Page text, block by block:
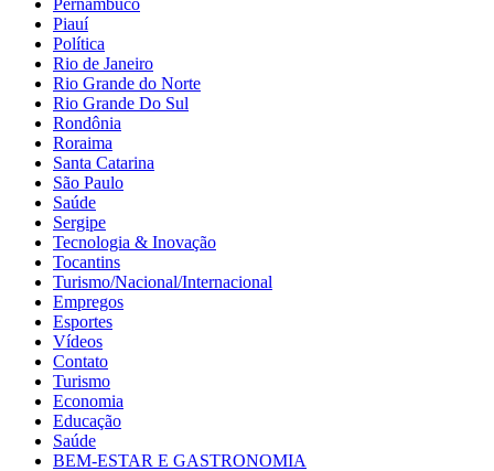
Pernambuco
Piauí
Política
Rio de Janeiro
Rio Grande do Norte
Rio Grande Do Sul
Rondônia
Roraima
Santa Catarina
São Paulo
Saúde
Sergipe
Tecnologia & Inovação
Tocantins
Turismo/Nacional/Internacional
Empregos
Esportes
Vídeos
Contato
Turismo
Economia
Educação
Saúde
BEM-ESTAR E GASTRONOMIA